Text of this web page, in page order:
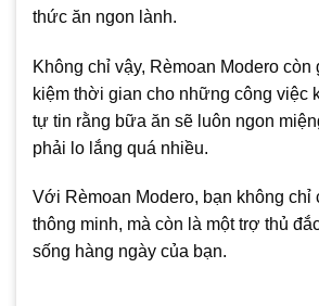
thức ăn ngon lành.
Không chỉ vậy, Rèmoan Modero còn
kiệm thời gian cho những công việc
tự tin rằng bữa ăn sẽ luôn ngon
phải lo lắng quá nhiều.
Với Rèmoan Modero, bạn không chỉ
thông minh, mà còn là một trợ thủ
sống hàng ngày của bạn.